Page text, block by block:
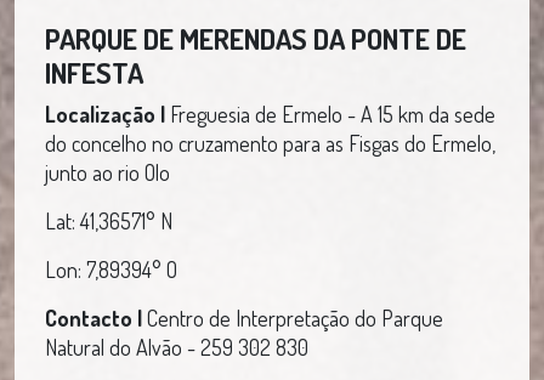
PARQUE DE MERENDAS DA PONTE DE
INFESTA
Localização | Freguesia de Ermelo - A 15 km da sede
do concelho no cruzamento para as Fisgas do Ermelo,
junto ao rio Olo
Lat: 41,36571° N
Lon: 7,89394° O
Contacto |Centro de Interpretação do Parque
Natural do Alvão - 259 302 830